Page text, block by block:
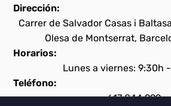
Dirección:
Carrer de Salvador Casas i
Olesa de Montserrat,
Horarios:
Lunes a viernes: 9:30h
Teléfono:
617 844 999